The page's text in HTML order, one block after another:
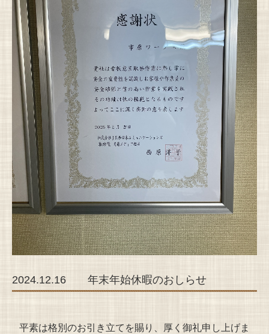
2024.12.16 年末年始休暇のおしらせ
平素は格別のお引き立てを賜り、厚く御礼申し上げま